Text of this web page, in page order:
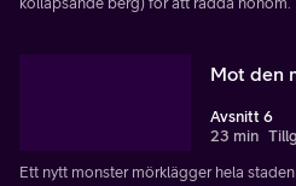
Mot den
Avsnitt 6
23 min
Ett nytt monster mörklägger hela